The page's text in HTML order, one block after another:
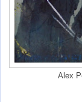
Alex